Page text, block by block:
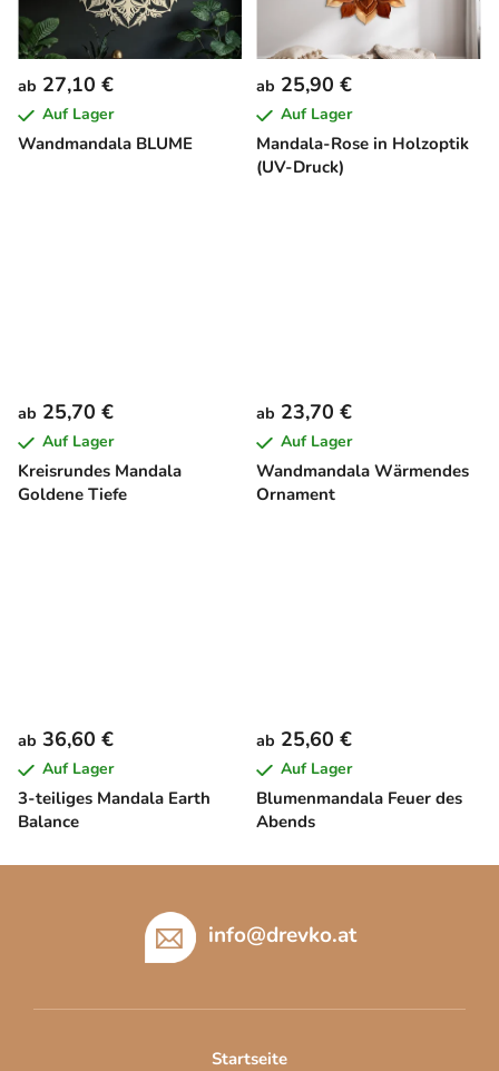
Wandmandala BLUME
ab 27,10 €
Auf Lager
Mandala-Rose in Holzoptik
(UV-Druck)
ab 25,90 €
Auf Lager
Kreisrundes Mandala
Goldene Tiefe
ab 25,70 €
Auf Lager
Wandmandala Wärmendes
Ornament
ab 23,70 €
Auf Lager
3-teiliges Mandala Earth
Balance
ab 36,60 €
Auf Lager
Blumenmandala Feuer des
Abends
ab 25,60 €
Auf Lager
info@drevko.at
Startseite